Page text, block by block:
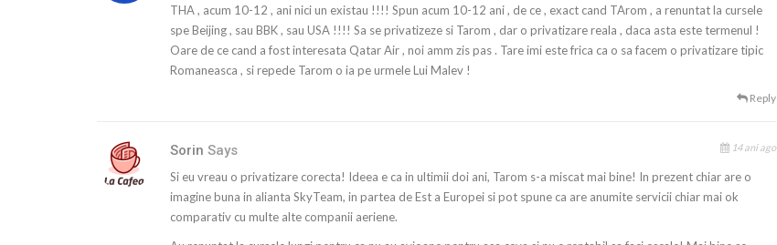
THA , acum 10-12 , ani nici un existau !!!! Spun acum 10-12 ani , de ce , exact cand TArom , a renuntat la cursele
spe Beijing , sau BBK , sau USA !!!! Sa se privatizeze si Tarom , dar o privatizare reala , daca asta este termenul !
Oare de ce cand a fost interesata Qatar Air , noi amm zis pas . Tare imi este frica ca o sa facem o privatizare tipic
Romaneasca , si repede Tarom o ia pe urmele Lui Malev !
Reply
Sorin Says 14 ani ago
Si eu vreau o privatizare corecta! Ideea e ca in ultimii doi ani, Tarom s-a miscat mai bine! In prezent chiar are o
imagine buna in alianta SkyTeam, in partea de Est a Europei si pot spune ca are anumite servicii chiar mai ok
comparativ cu multe alte companii aeriene.